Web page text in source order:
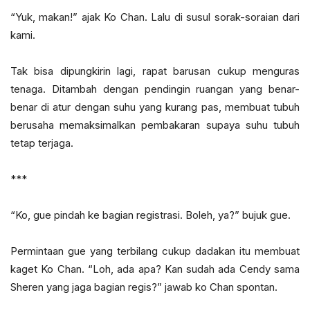
“Yuk, makan!” ajak Ko Chan. Lalu di susul sorak-soraian dari
kami.
Tak bisa dipungkirin lagi, rapat barusan cukup menguras
tenaga. Ditambah dengan pendingin ruangan yang benar-
benar di atur dengan suhu yang kurang pas, membuat tubuh
berusaha memaksimalkan pembakaran supaya suhu tubuh
tetap terjaga.
***
“Ko, gue pindah ke bagian registrasi. Boleh, ya?” bujuk gue.
Permintaan gue yang terbilang cukup dadakan itu membuat
kaget Ko Chan. “Loh, ada apa? Kan sudah ada Cendy sama
Sheren yang jaga bagian regis?” jawab ko Chan spontan.